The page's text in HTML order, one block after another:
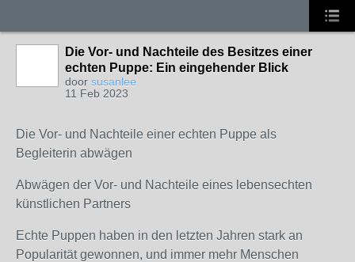
Die Vor- und Nachteile des Besitzes einer
echten Puppe: Ein eingehender Blick
door susanlee
11 Feb 2023
Die Vor- und Nachteile einer echten Puppe als
Begleiterin abwägen
Abwägen der Vor- und Nachteile eines lebensechten
künstlichen Partners
Echte Puppen haben in den letzten Jahren stark an
Popularität gewonnen, und immer mehr Menschen